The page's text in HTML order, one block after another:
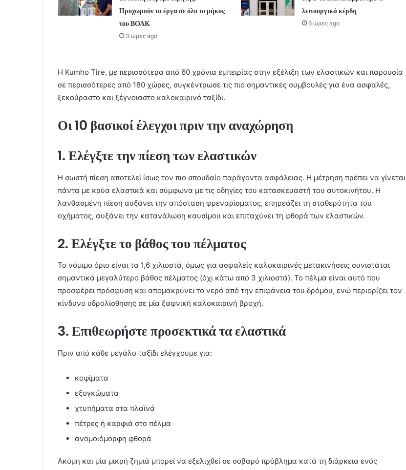
Προχωρούν τα έργα σε όλο το μήκος
του ΒΟΑΚ
3 ώρες ago
λειτουργικά κέρδη
6 ώρες ago
Η Kumho Tire, με περισσότερα από 60 χρόνια εμπειρίας στην εξέλιξη των ελαστικών και παρουσία
σε περισσότερες από 180 χώρες, συγκέντρωσε τις πιο σημαντικές συμβουλές για ένα ασφαλές,
ξεκούραστο και ξέγνοιαστο καλοκαιρινό ταξίδι.
Οι 10 βασικοί έλεγχοι πριν την αναχώρηση
1.Ελέγξτε την πίεση των ελαστικών
Η σωστή πίεση αποτελεί ίσως τον πιο σπουδαίο παράγοντα ασφάλειας. Η μέτρηση πρέπει να γίνεται
πάντα με κρύα ελαστικά και σύμφωνα με τις οδηγίες του κατασκευαστή του αυτοκινήτου. Η
λανθασμένη πίεση αυξάνει την απόσταση φρεναρίσματος, επηρεάζει τη σταθερότητα του
οχήματος, αυξάνει την κατανάλωση καυσίμου και επιταχύνει τη φθορά των ελαστικών.
2. Ελέγξτε το βάθος του πέλματος
Το νόμιμο όριο είναι τα 1,6 χιλιοστά, όμως για ασφαλείς καλοκαιρινές μετακινήσεις συνιστάται
σημαντικά μεγαλύτερο βάθος πέλματος (όχι κάτω από 3 χιλιοστά). Το πέλμα είναι αυτό που
προσφέρει πρόσφυση και απομακρύνει το νερό από την επιφάνεια του δρόμου, ενώ περιορίζει τον
κίνδυνο υδρολίσθησης σε μία ξαφνική καλοκαιρινή βροχή.
3. Επιθεωρήστε προσεκτικά τα ελαστικά
Πριν από κάθε μεγάλο ταξίδι ελέγχουμε για:
κοψίματα
εξογκώματα
χτυπήματα στα πλαϊνά
πέτρες ή καρφιά στο πέλμα
ανομοιόμορφη φθορά
Ακόμη και μία μικρή ζημιά μπορεί να εξελιχθεί σε σοβαρό πρόβλημα κατά τη διάρκεια ενός